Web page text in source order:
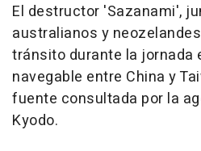
El destructor 'Sazanami',
australianos y
tránsito durante la jornada
navegable entre China y
fuente consultada por la
Kyodo.